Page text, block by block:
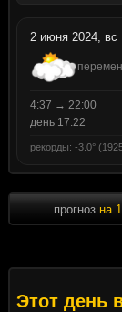
2 июня 2024, вс
4:37 → 22:00
день 17:22
рекорды: -3.0°
прогноз на
Этот день